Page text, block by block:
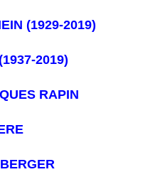
(1929-2019)
2019)
RAPIN